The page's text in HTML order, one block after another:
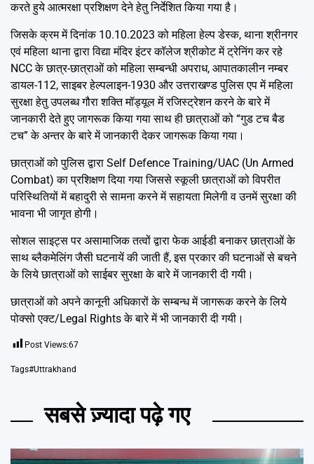
करते हुये आत्मरक्षा प्रशिक्षण देने हेतु निर्देशित किया गया है।
जिसके क्रम में दिनांक 10.10.2023 को महिला हेल्प डेस्क, थाना श्रीनगर
एवं महिला थाना द्वारा विद्या मंदिर इंटर कॉलेज श्रीकोट में ट्रेनिंग कर रहे
NCC के छात्र-छात्राओं को महिला सम्बन्धी अपराध, आपातकालीन नम्बर
डायल-112, साइबर हेल्पलाइन-1930 और उत्तराखण्ड पुलिस एप में महिला
सुरक्षा हेतु उपलब्ध गौरा शक्ति मॉड्यूल में रजिस्ट्रेशन करने के बारे में
जानकारी देते हुए जागरूक किया गया साथ ही छात्राओं को “गुड टच बैड
टच” के अन्तर के बारे में जानकारी देकर जागरूक किया गया।
छात्राओं को पुलिस द्वारा Self Defence Training/UAC (Un Armed
Combat) का प्रशिक्षण दिया गया जिससे स्कूली छात्राओं को विपरीत
परिस्थितियों में बहादुरी से सामना करने में सहायता मिलेगी व उनमें सुरक्षा की
भावना भी जागृत होगी।
सोशल साइट्स पर असामाजिक तत्वों द्वारा फेक आईडी बनाकर छात्राओं के
साथ ब्लैकमेलिंग जैसी घटनायें की जाती हैं, इस प्रकार की घटनाओं से बचने
के लिये छात्राओं को साईबर सुरक्षा के बारे में जानकारी दी गयी।
छात्राओं को अपने कानूनी अधिकारों के सम्बन्ध में जागरूक करने के लिये
पोक्सो एक्ट/Legal Rights के बारे में भी जानकारी दी गयी।
Post Views:67
Tags#Uttrakhand
सबसे ज़्यादा पढ़े गए